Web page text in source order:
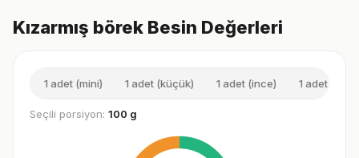
Kızarmış börek Besin Değerleri
1 adet (mini) 1 adet (küçük) 1 adet (ince) 1 adet (orta)
Seçili porsiyon: 100 g